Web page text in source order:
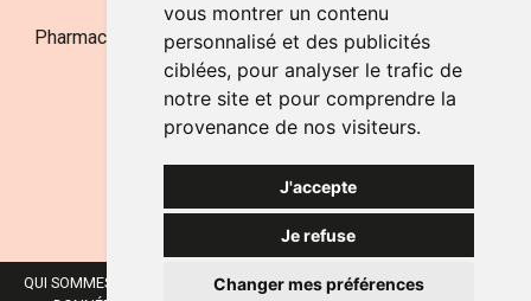
vous montrer un contenu
personnalisé et des publicités
ciblées, pour analyser le trafic de
notre site et pour comprendre la
provenance de nos visiteurs.
J'accepte
Je refuse
Changer mes préférences
Pharmacie Jufarma - Fatima Abachra - APB 521704 - N°
Entreprise BE0882-700-592
QUI SOMMES-NOUS ? NOS MARQUES MENTIONS LÉGALES